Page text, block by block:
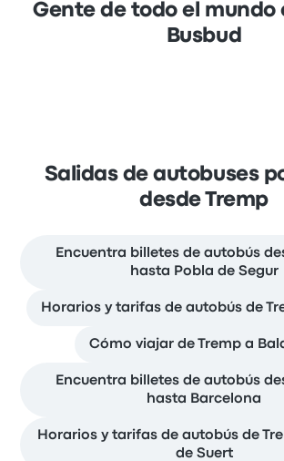
Gente de todo el mundo
Busbud
Salidas de autobuses
desde Tremp
Encuentra billetes de autobús
hasta Pobla de Segur
Horarios y tarifas de autobús de
Cómo viajar de Tremp a
Encuentra billetes de autobús
hasta Barcelona
Horarios y tarifas de autobús de
de Suert